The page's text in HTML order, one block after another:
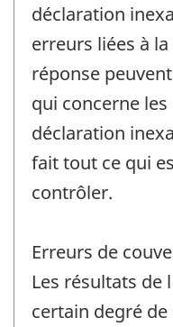
déclaration
erreurs liées à
réponse
qui concerne
déclaration
fait tout ce qui
contrôler.
Erreurs de
Les résultats
certain degré